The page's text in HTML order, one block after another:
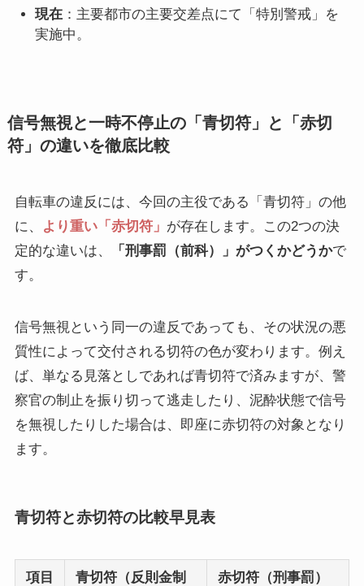
現在 ：主要都市の主要交差点にて「特別警戒」を
実施中。
信号無視と一時不停止の「青切符」と「赤切
符」の違いを徹底比較
自転車の違反には、今回の主役である「青切符」の他
に、
より重い「赤切符」 が存在します。この2つの決
定的な違いは、
「刑事罰（前科）」がつくかどうかで
す。
信号無視という同一の違反であっても、その状況の悪
質性によって交付される切符の色が変わります。例え
ば、単なる見落としであれば青切符で済みますが、警
察官の制止を振り切って逃走したり、泥酔状態で信号
を無視したりした場合は、即座に赤切符の対象となり
ます。
青切符と赤切符の比較早見表
項目
青切符（反則金制
赤切符（刑事罰）